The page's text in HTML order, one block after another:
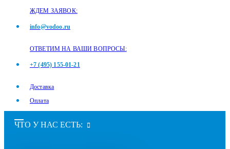
ЖДЕМ ЗАЯВОК:
info@vodoo.ru
ОТВЕТИМ НА ВАШИ ВОПРОСЫ:
+7 (495) 155-01-21
Доставка
Оплата
ЧТО У НАС ЕСТЬ: